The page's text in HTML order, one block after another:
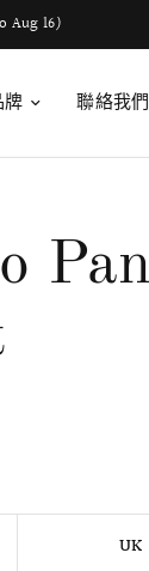
供全球運送服務
牌 聯絡我們
UK